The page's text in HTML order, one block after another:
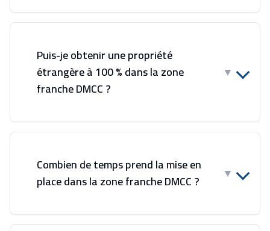
Puis-je obtenir une propriété
étrangère à 100 % dans la zone
franche DMCC ?
▼
Combien de temps prend la mise en
place dans la zone franche DMCC ?
▼